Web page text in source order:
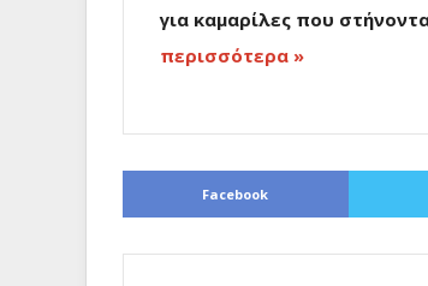
για καμαρίλες που
περισσότερα »
Facebook